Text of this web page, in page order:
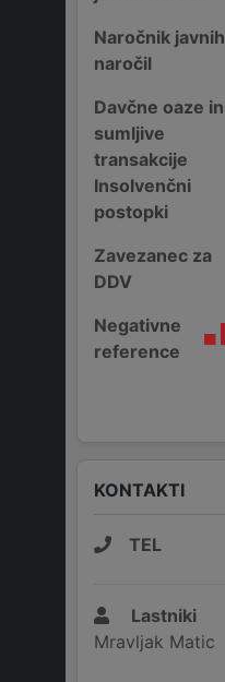
Naročnik javnih
naročil
Davčne oaze in
sumljive
transakcije
Insolvenčni
postopki
Zavezanec za
DDV
Negativne
reference
KONTAKTI
TEL
Lastniki
Mravljak Matic